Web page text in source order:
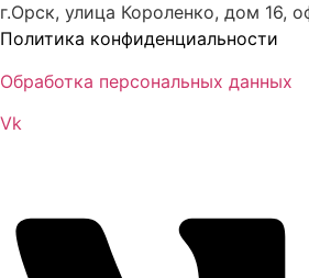
г.Орск, улица Короленко, дом 16,
Политика конфиденциальности
Обработка персональных данных
Vk